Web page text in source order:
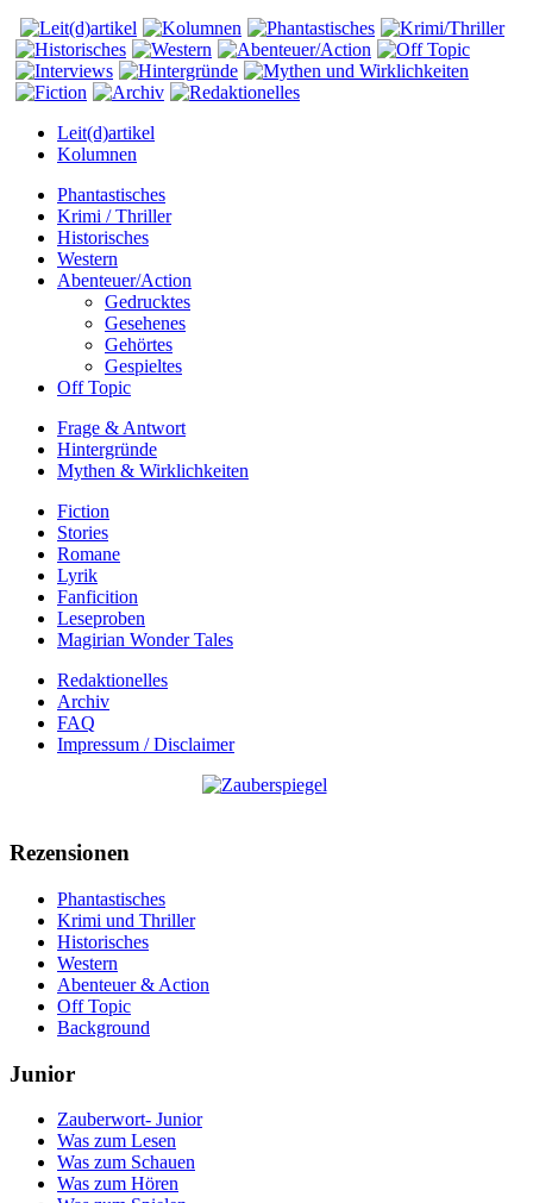
Leit(d)artikel
Kolumnen
Phantastisches
Krimi / Thriller
Historisches
Western
Abenteuer/Action
Gedrucktes
Gesehenes
Gehörtes
Gespieltes
Off Topic
Frage & Antwort
Hintergründe
Mythen & Wirklichkeiten
Fiction
Stories
Romane
Lyrik
Fanficition
Leseproben
Magirian Wonder Tales
Redaktionelles
Archiv
FAQ
Impressum / Disclaimer
Rezensionen
Phantastisches
Krimi und Thriller
Historisches
Western
Abenteuer & Action
Off Topic
Background
Junior
Zauberwort- Junior
Was zum Lesen
Was zum Schauen
Was zum Hören